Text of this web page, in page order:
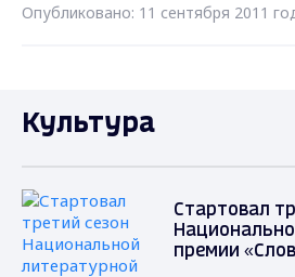
Опубликовано: 11 сентября 2011
Культура
Стартовал
премии